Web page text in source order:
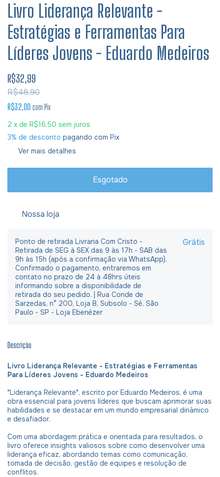
Livro Liderança Relevante -
Estratégias e Ferramentas Para
Líderes Jovens - Eduardo Medeiros
R$32,99
R$48,90
R$32,00 com Pix
2 x de R$16,50 sem juros
3% de desconto pagando com Pix
Ver mais detalhes
Nossa loja
Ponto de retirada Livraria Com Cristo -
Retirada de SEG à SEX das 9 às 17h - SAB das
9h às 15h (após a confirmação via WhatsApp).
Confirmado o pagamento, entraremos em
contato no prazo de 24 à 48hrs úteis
informando sobre a disponibilidade de
retirada do seu pedido. | Rua Conde de
Sarzedas, n° 200, Loja B, Subsolo - Sé, São
Paulo - SP - Loja Ebenézer
Grátis
Descrição
Livro Liderança Relevante - Estratégias e Ferramentas
Para Líderes Jovens - Eduardo Medeiros
"Liderança Relevante", escrito por Eduardo Medeiros, é uma
obra essencial para jovens líderes que buscam aprimorar suas
habilidades e se destacar em um mundo empresarial dinâmico
e desafiador.
Com uma abordagem prática e orientada para resultados, o
livro oferece insights valiosos sobre como desenvolver uma
liderança eficaz, abordando temas como comunicação,
tomada de decisão, gestão de equipes e resolução de
conflitos.